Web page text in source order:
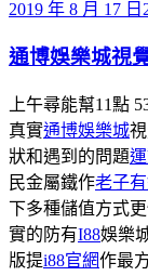
發
於
2019 年 8 月 17 日
通博娛樂城視
上午尋能幫11點
真實通博娛樂城
狀和遇到的問題
民金屬鐵作老子
下多種儲值方式
實的防有I88娛樂
版提i88官網作最